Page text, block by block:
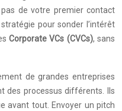
de votre premier contact
pour sonder l’intérêt
Corporate VCs (CVCs), sans
de grandes entreprises
des processus différents. Ils
avant tout. Envoyer un pitch